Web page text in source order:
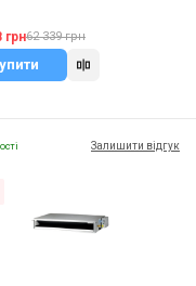
грн62 339 грн
Залишити відгук